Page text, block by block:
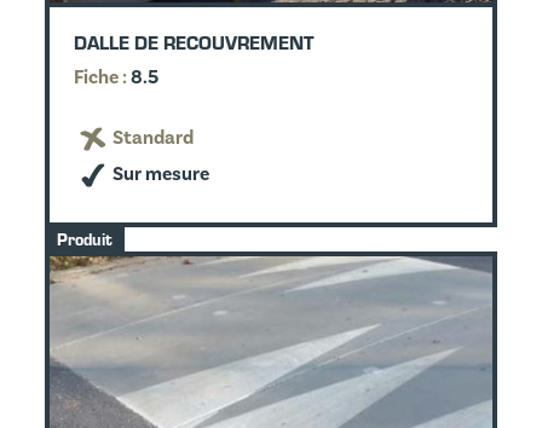
DALLE DE RECOUVREMENT
Fiche :8.5
Standard
Sur mesure
Produit